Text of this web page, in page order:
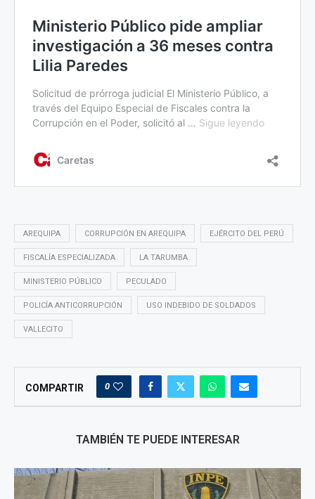
AREQUIPA CORRUPCIÓN EN AREQUIPA EJÉRCITO DEL PERÚ
FISCALÍA ESPECIALIZADA LA TARUMBA
MINISTERIO PÚBLICO PECULADO
POLICÍA ANTICORRUPCIÓN USO INDEBIDO DE SOLDADOS
VALLECITO
COMPARTIR 0
TAMBIÉN TE PUEDE INTERESAR